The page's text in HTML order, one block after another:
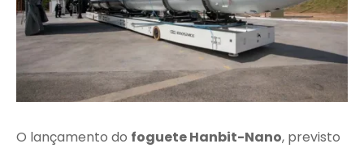
O lançamento do foguete Hanbit-Nano, previsto